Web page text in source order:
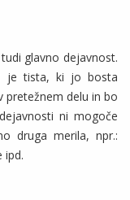
glavno dejavnost.
je tista, ki jo bosta
pretežnem delu in bo
ni mogoče
druga merila, npr.:
ipd.